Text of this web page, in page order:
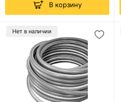
В корзину
Нет в наличии